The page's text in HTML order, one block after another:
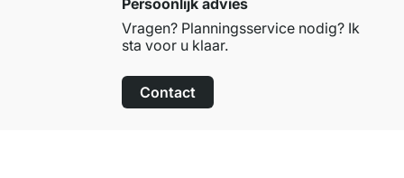
Vragen? Planningsservice nodig? Ik
sta voor u klaar.
Contact